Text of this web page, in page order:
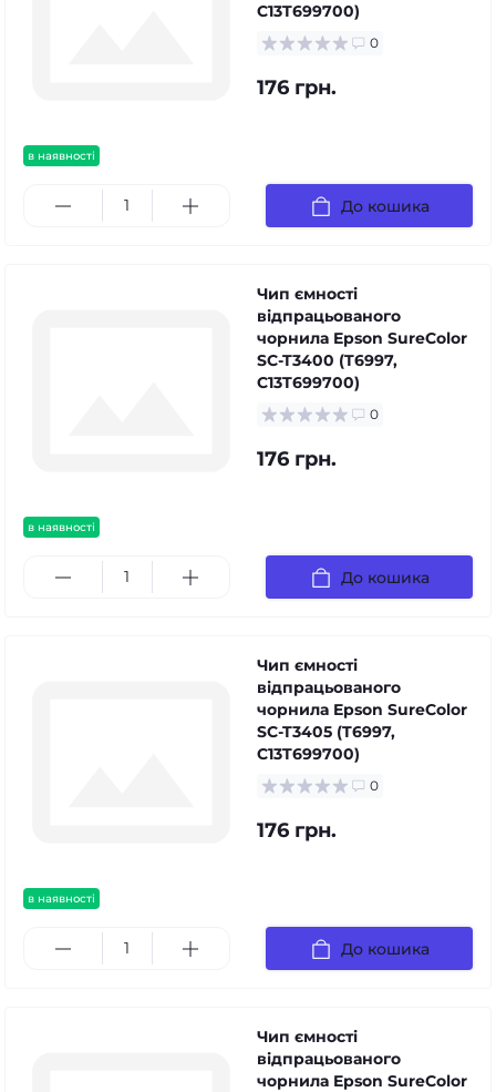
в наявності
C13T699700)
0
176 грн.
До кошика
в наявності
Чип ємності
відпрацьованого
чорнила Epson SureColor
SC-T3400 (T6997,
C13T699700)
0
176 грн.
До кошика
в наявності
Чип ємності
відпрацьованого
чорнила Epson SureColor
SC-T3405 (T6997,
C13T699700)
0
176 грн.
До кошика
Чип ємності
відпрацьованого
чорнила Epson SureColor